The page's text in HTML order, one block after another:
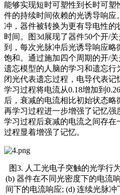
能够实现短时可塑性到长时可塑
件的持续时间依赖的光诱导响
冲，器件被转换为更有导电性
时间。图3d展现了器件50个开/
到，每次光脉冲后光诱导响应略
饱和。通过施加四个周期的开/
遗忘模型的人脑的学习和遗忘
闭光代表遗忘过程，电导代表记
学习过程将电流从0.18增加到
后，衰减的电流相比初始状态略
再学习过程进一步增强了记忆
学习过程后衰减的电流之间存在
过程显着增强了记忆。
图3. 人工光电子突触的光学行
(b) 器件在不同光密度下的电流
间下的电流响应; (d) 连续光脉